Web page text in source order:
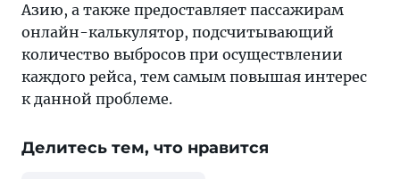
Азию, а также предоставляет пассажирам
онлайн-калькулятор, подсчитывающий
количество выбросов при осуществлении
каждого рейса, тем самым повышая интерес
к данной проблеме.
Делитесь тем, что нравится